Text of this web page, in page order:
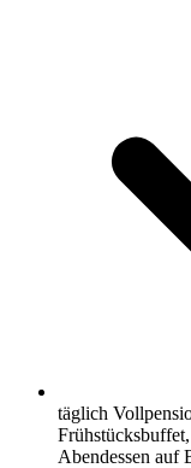
täglich
Abendessen auf